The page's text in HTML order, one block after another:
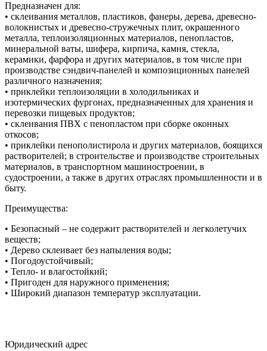
Предназначен для:
• склеивания металлов, пластиков, фанеры, дерева, древесно-
волокнистых и древесно-стружечных плит, окрашенного
металла, теплоизоляционных материалов, пенопластов,
минеральной ваты, шифера, кирпича, камня, стекла,
керамики, фарфора и других материалов, в том числе при
производстве сэндвич-панелей и композиционных панелей
различного назначения;
• приклейки теплоизоляции в холодильниках и
изотермических фургонах, предназначенных для хранения и
перевозки пищевых продуктов;
• склеивания ПВХ с пенопластом при сборке оконных
откосов;
• приклейки пенополистирола и других материалов, боящихся
растворителей; в строительстве и производстве строительных
материалов, в транспортном машиностроении, в
судостроении, а также в других отраслях промышленности и в
быту.
Преимущества:
• Безопасный – не содержит растворителей и легколетучих
веществ;
• Дерево склеивает без напыления воды;
• Погодоустойчивый;
• Тепло- и влагостойкий;
• Пригоден для наружного применения;
• Широкий диапазон температур эксплуатации.
Юридический адрес